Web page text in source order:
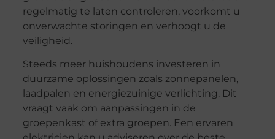
regelmatig te laten controleren, voorkomt u
onverwachte storingen en verhoogt u de
veiligheid.
Steeds meer huishoudens investeren in
duurzame oplossingen zoals zonnepanelen,
laadpalen en energiezuinige verlichting. Dit
vraagt vaak om aanpassingen in de
groepenkast of extra groepen. Een ervaren